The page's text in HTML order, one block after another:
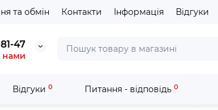
та обмін Контакти Інформація Відгуки
47
нами
Відгуки 0 Питання - відповідь 0
SDS-PLUS Свердла (бури) SDS-PLUS V-Plus